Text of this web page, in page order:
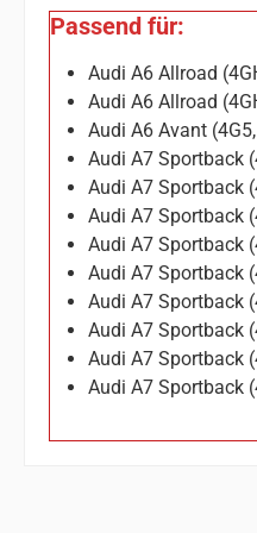
Passend für:
Audi A6 Allroad
Audi A6 Allroad
Audi A6 Avant
Audi A7 Sportback
Audi A7 Sportback
Audi A7 Sportback
Audi A7 Sportback
Audi A7 Sportback
Audi A7 Sportback
Audi A7 Sportback
Audi A7 Sportback
Audi A7 Sportback